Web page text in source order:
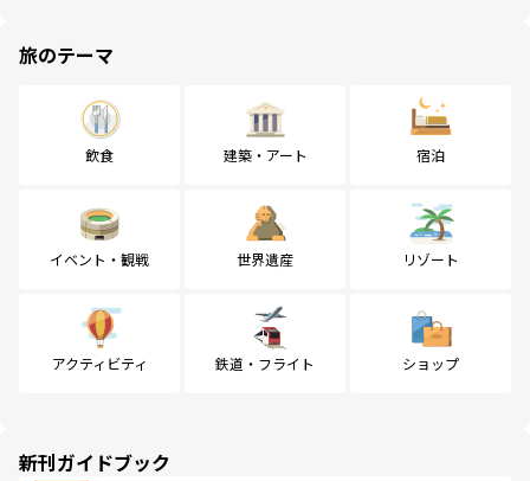
旅のテーマ
飲食 建築・アート 宿泊
イベント・観戦 世界遺産 リゾート
アクティビティ 鉄道・フライト ショップ
新刊ガイドブック